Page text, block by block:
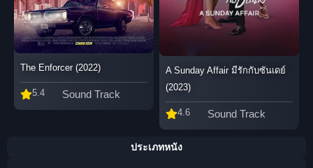
The Enforcer (2022)
5.4 Sound Track
A Sunday Affair มีรักกับซันเดย์
(2023)
4.6 Sound Track
ประเภทหนัง